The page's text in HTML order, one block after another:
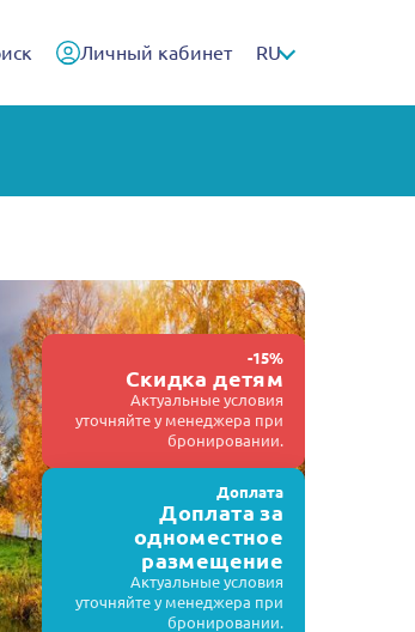
Личный кабинет RU
-15%
Скидка детям
Актуальные условия
уточняйте у менеджера при
бронировании.
Доплата
Доплата за
одноместное
размещение
Актуальные условия
уточняйте у менеджера при
бронировании.